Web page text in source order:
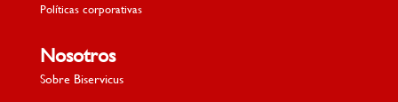
Políticas corporativas
Nosotros
Sobre Biservicus